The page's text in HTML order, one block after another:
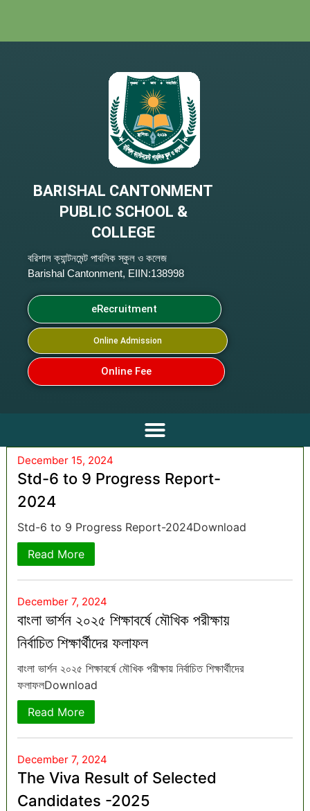
BARISHAL CANTONMENT
PUBLIC SCHOOL &
COLLEGE
বরিশাল ক্যান্টনমেন্ট পাবলিক স্কুল ও কলেজ
Barishal Cantonment, EIIN:138998
eRecruitment
Online Admission
Online Fee
December 15, 2024
Std-6 to 9 Progress Report-
2024
Std-6 to 9 Progress Report-2024Download
Read More
December 7, 2024
বাংলা ভার্শন ২০২৫ শিক্ষাবর্ষে মৌখিক পরীক্ষায়
নির্বাচিত শিক্ষার্থীদের ফলাফল
বাংলা ভার্শন ২০২৫ শিক্ষাবর্ষে মৌখিক পরীক্ষায় নির্বাচিত শিক্ষার্থীদের
ফলাফলDownload
Read More
December 7, 2024
The Viva Result of Selected
Candidates -2025